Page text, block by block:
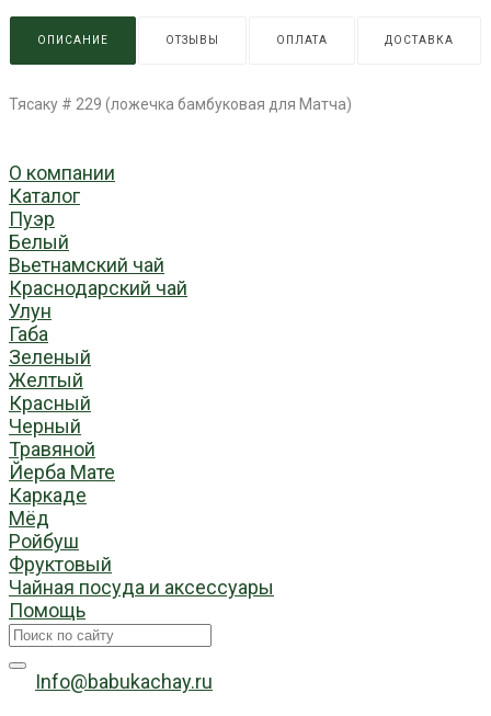
ОПИСАНИЕ ОТЗЫВЫ ОПЛАТА ДОСТАВКА
Тясаку # 229 (ложечка бамбуковая для Матча)
О компании
Каталог
Пуэр
Белый
Вьетнамский чай
Краснодарский чай
Улун
Габа
Зеленый
Желтый
Красный
Черный
Травяной
Йерба Мате
Каркаде
Мёд
Ройбуш
Фруктовый
Чайная посуда и аксессуары
Помощь
Info@babukachay.ru